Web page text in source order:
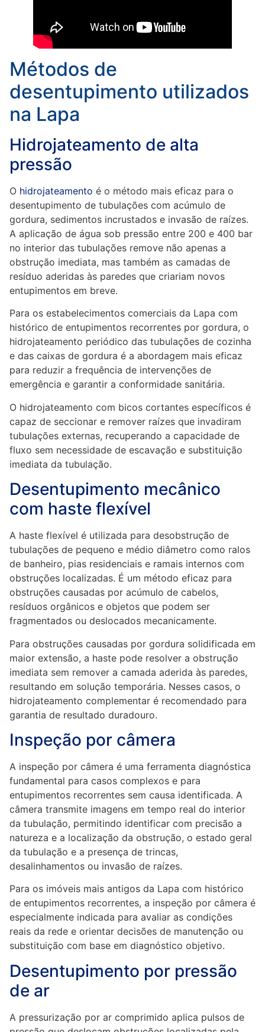
Métodos de
desentupimento utilizados
na Lapa
Hidrojateamento de alta
pressão
O hidrojateamento é o método mais eficaz para o
desentupimento de tubulações com acúmulo de
gordura, sedimentos incrustados e invasão de raízes.
A aplicação de água sob pressão entre 200 e 400 bar
no interior das tubulações remove não apenas a
obstrução imediata, mas também as camadas de
resíduo aderidas às paredes que criariam novos
entupimentos em breve.
Para os estabelecimentos comerciais da Lapa com
histórico de entupimentos recorrentes por gordura, o
hidrojateamento periódico das tubulações de cozinha
e das caixas de gordura é a abordagem mais eficaz
para reduzir a frequência de intervenções de
emergência e garantir a conformidade sanitária.
O hidrojateamento com bicos cortantes específicos é
capaz de seccionar e remover raízes que invadiram
tubulações externas, recuperando a capacidade de
fluxo sem necessidade de escavação e substituição
imediata da tubulação.
Desentupimento mecânico
com haste flexível
A haste flexível é utilizada para desobstrução de
tubulações de pequeno e médio diâmetro como ralos
de banheiro, pias residenciais e ramais internos com
obstruções localizadas. É um método eficaz para
obstruções causadas por acúmulo de cabelos,
resíduos orgânicos e objetos que podem ser
fragmentados ou deslocados mecanicamente.
Para obstruções causadas por gordura solidificada em
maior extensão, a haste pode resolver a obstrução
imediata sem remover a camada aderida às paredes,
resultando em solução temporária. Nesses casos, o
hidrojateamento complementar é recomendado para
garantia de resultado duradouro.
Inspeção por câmera
A inspeção por câmera é uma ferramenta diagnóstica
fundamental para casos complexos e para
entupimentos recorrentes sem causa identificada. A
câmera transmite imagens em tempo real do interior
da tubulação, permitindo identificar com precisão a
natureza e a localização da obstrução, o estado geral
da tubulação e a presença de trincas,
desalinhamentos ou invasão de raízes.
Para os imóveis mais antigos da Lapa com histórico
de entupimentos recorrentes, a inspeção por câmera é
especialmente indicada para avaliar as condições
reais da rede e orientar decisões de manutenção ou
substituição com base em diagnóstico objetivo.
Desentupimento por pressão
de ar
A pressurização por ar comprimido aplica pulsos de